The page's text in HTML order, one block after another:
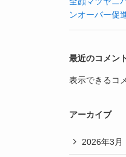
ンオーバー促
最近のコメン
表示できるコ
アーカイブ
2026年3月